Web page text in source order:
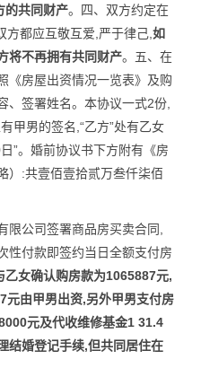
的共同财产。四、双方约定在
都应互敬互爱,严于律己, 如
将不再拥有共同财产。五、在
《房屋出资情况一览表》及购
、签署姓名。本协议一式2份,
甲男的签名,“乙方”处有乙女
”。婚前协议书下方附有《房
）:共壹佰壹拾贰万叁仟柒佰
限公司签署商品房买卖合同,
性付款即签约当日全额支付房
乙女确认购房款为1065887元,
由甲男出资,另外甲男支付房
元及代收维修基金1 31.4
结婚登记手续,但共同居住在